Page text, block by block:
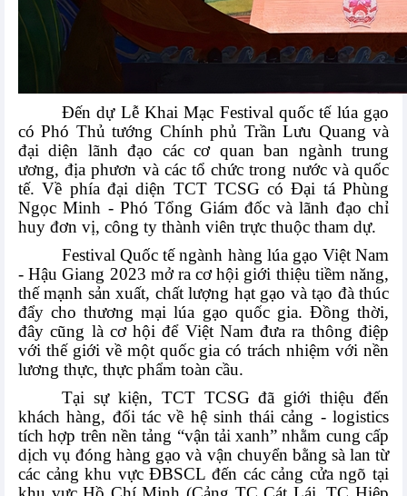
Đến dự Lễ Khai Mạc Festival quốc tế lúa gạo
có Phó Thủ tướng Chính phủ Trần Lưu Quang và
đại diện lãnh đạo các cơ quan ban ngành trung
ương, địa phươn và các tổ chức trong nước và quốc
tế. Về phía đại diện TCT TCSG có Đại tá Phùng
Ngọc Minh - Phó Tổng Giám đốc và lãnh đạo chỉ
huy đơn vị, công ty thành viên trực thuộc tham dự.
Festival Quốc tế ngành hàng lúa gạo Việt Nam
- Hậu Giang 2023 mở ra cơ hội giới thiệu tiềm năng,
thế mạnh sản xuất, chất lượng hạt gạo và tạo đà thúc
đẩy cho thương mại lúa gạo quốc gia. Đồng thời,
đây cũng là cơ hội để Việt Nam đưa ra thông điệp
với thế giới về một quốc gia có trách nhiệm với nền
lương thực, thực phẩm toàn cầu.
Tại sự kiện, TCT TCSG đã giới thiệu đến
khách hàng, đối tác về hệ sinh thái cảng - logistics
tích hợp trên nền tảng “vận tải xanh” nhằm cung cấp
dịch vụ đóng hàng gạo và vận chuyển bằng sà lan từ
các cảng khu vực ĐBSCL đến các cảng cửa ngõ tại